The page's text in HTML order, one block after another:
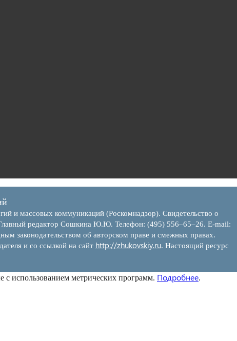
и массовых коммуникаций (Роскомнадзор). Свидетельство о
редактор Сошкина Ю.Ю. Телефон: (495) 556–65–26. E‑mail:
законодательством об авторском праве и смежных правах.
и со ссылкой на сайт http://zhukovskiy.ru. Настоящий ресурс
использованием метрических программ. Подробнее.